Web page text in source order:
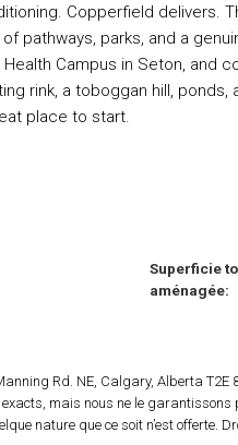
Copperfield delivers.
pathways, parks, and a
Campus in Seton, and
rink, a toboggan hill,
place to start.
Superficie
aménagée:
Rd. NE, Calgary, Alberta T2E
mais nous ne le
nature que ce soit n’est offerte.